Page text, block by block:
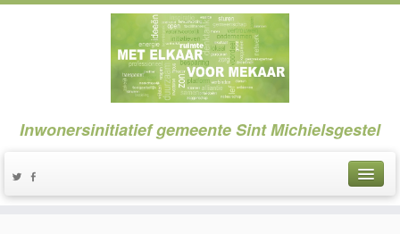
Inwonersinitiatief gemeente Sint Michielsgestel